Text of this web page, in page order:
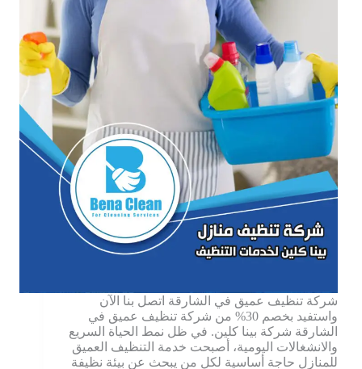
شركة تنظيف عميق في الشارقة اتصل بنا الآن
واستفيد بخصم 30% من شركة تنظيف عميق في
الشارقة شركة بينا كلين. في ظل نمط الحياة السريع
والانشغالات اليومية، أصبحت خدمة التنظيف العميق
للمنازل حاجة أساسية لكل من يبحث عن بيئة نظيفة